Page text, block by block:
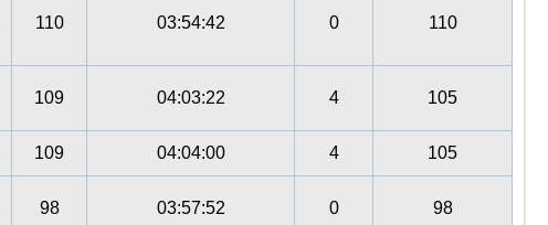
110 03:54:42 0 110
109 04:03:22 4 105
109 04:04:00 4 105
98 03:57:52 0 98